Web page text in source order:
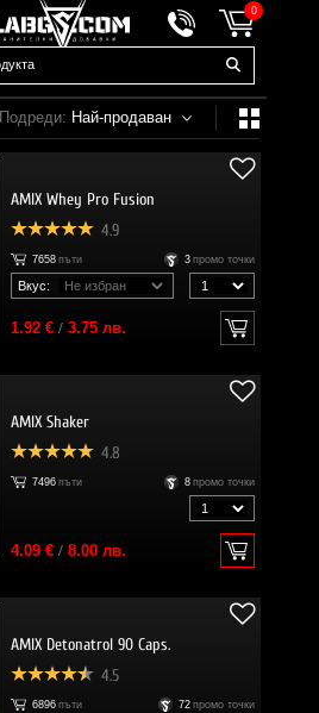
0
Подреди: Най-продаван
AMIX Whey Pro Fusion
4.9
7658 пъти 3 промо точки
Вкус:
1.92 €/ 3.75 лв.
AMIX Shaker
4.8
7496 пъти 8 промо точки
4.09 €/ 8.00 лв.
AMIX Detonatrol 90 Caps.
4.5
6896 пъти 72 промо точки